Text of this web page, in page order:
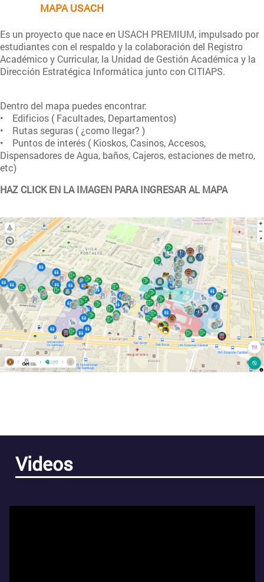
MAPA USACH
Es un proyecto que nace en USACH PREMIUM, impulsado por
estudiantes con el respaldo y la colaboración del Registro
Académico y Curricular, la Unidad de Gestión Académica y la
Dirección Estratégica Informática junto con CITIAPS.
Dentro del mapa puedes encontrar:
• Edificios ( Facultades, Departamentos)
• Rutas seguras ( ¿como llegar? )
• Puntos de interés ( Kioskos, Casinos, Accesos,
Dispensadores de Agua, baños, Cajeros, estaciones de metro,
etc)
HAZ CLICK EN LA IMAGEN PARA INGRESAR AL MAPA
Videos